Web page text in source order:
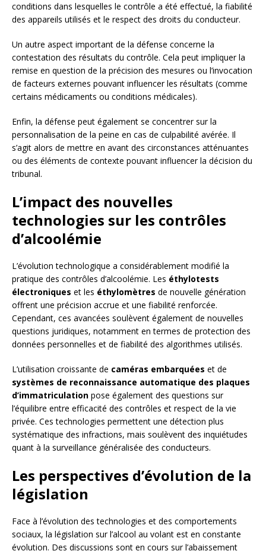
conditions dans lesquelles le contrôle a été effectué, la fiabilité
des appareils utilisés et le respect des droits du conducteur.
Un autre aspect important de la défense concerne la
contestation des résultats du contrôle. Cela peut impliquer la
remise en question de la précision des mesures ou l’invocation
de facteurs externes pouvant influencer les résultats (comme
certains médicaments ou conditions médicales).
Enfin, la défense peut également se concentrer sur la
personnalisation de la peine en cas de culpabilité avérée. Il
s’agit alors de mettre en avant des circonstances atténuantes
ou des éléments de contexte pouvant influencer la décision du
tribunal.
L’impact des nouvelles
technologies sur les contrôles
d’alcoolémie
L’évolution technologique a considérablement modifié la
pratique des contrôles d’alcoolémie. Les éthylotests
électroniques et les éthylomètres de nouvelle génération
offrent une précision accrue et une fiabilité renforcée.
Cependant, ces avancées soulèvent également de nouvelles
questions juridiques, notamment en termes de protection des
données personnelles et de fiabilité des algorithmes utilisés.
L’utilisation croissante de caméras embarquées et de
systèmes de reconnaissance automatique des plaques
d’immatriculation pose également des questions sur
l’équilibre entre efficacité des contrôles et respect de la vie
privée. Ces technologies permettent une détection plus
systématique des infractions, mais soulèvent des inquiétudes
quant à la surveillance généralisée des conducteurs.
Les perspectives d’évolution de la
législation
Face à l’évolution des technologies et des comportements
sociaux, la législation sur l’alcool au volant est en constante
évolution. Des discussions sont en cours sur l’abaissement